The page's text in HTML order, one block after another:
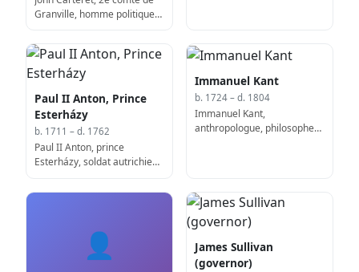
Granville, homme politique
(d. 1763)
Paul II Anton, Prince
Esterházy
b. 1711 – d. 1762
Paul II Anton, prince
Esterházy, soldat autrichien
Immanuel Kant
b. 1724 – d. 1804
Immanuel Kant,
anthropologue, philosophe
👤
James Sullivan
(governor)